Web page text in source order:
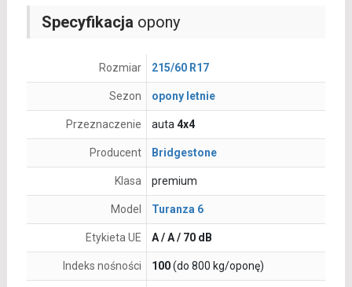
Specyfikacja opony
Rozmiar 215/60 R17
Sezon opony letnie
Przeznaczenie auta 4x4
Producent Bridgestone
Klasa premium
Model Turanza 6
Etykieta UE A / A / 70 dB
Indeks nośności 100(do 800 kg/oponę)